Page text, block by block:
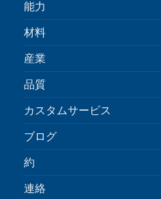
能力
材料
産業
品質
カスタムサービス
ブログ
約
連絡